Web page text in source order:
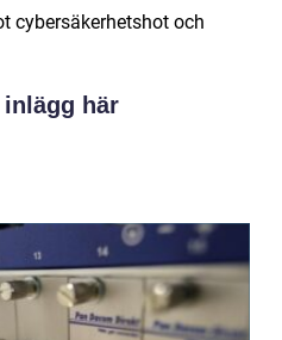
cybersäkerhetshot och
här